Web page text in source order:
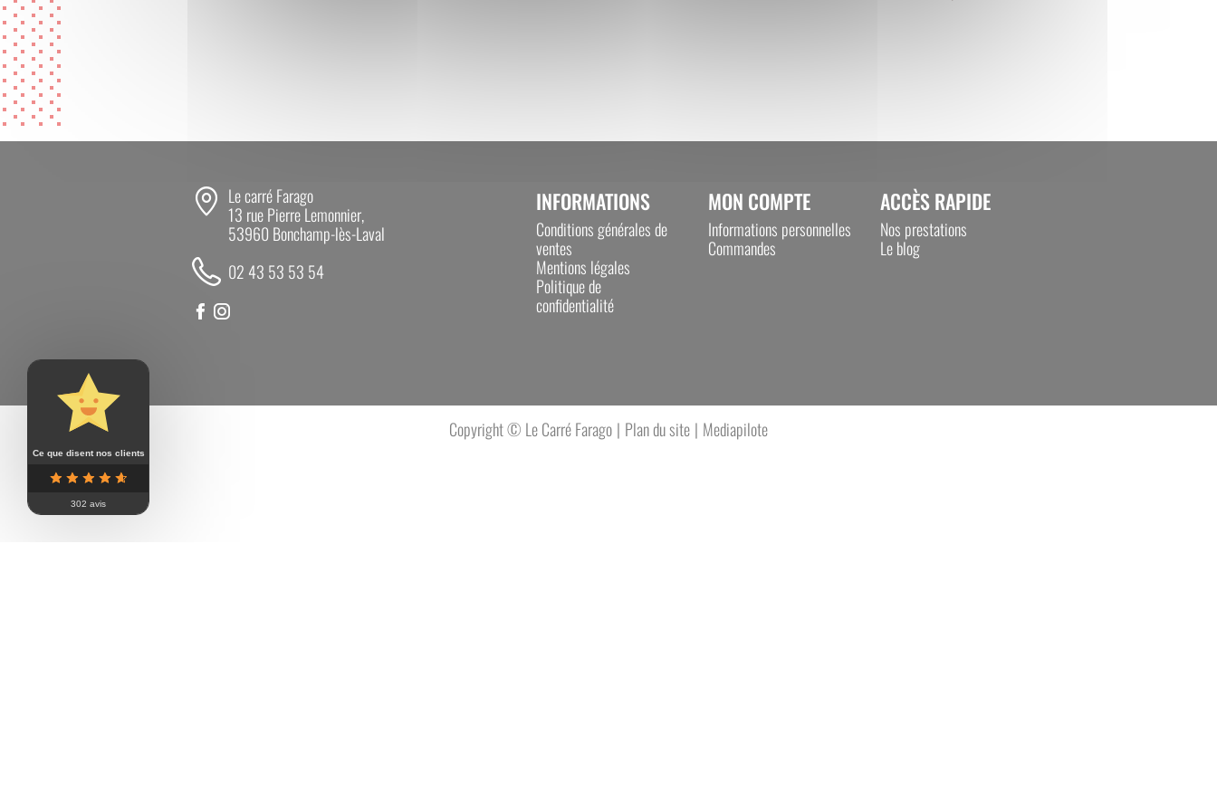
Le carré Farago
13 rue Pierre Lemonnier,
53960 Bonchamp-lès-Laval
02 43 53 53 54
INFORMATIONS
Conditions générales de
ventes
Mentions légales
Politique de
confidentialité
MON COMPTE
Informations personnelles
Commandes
ACCÈS RAPIDE
Nos prestations
Le blog
Plan du site Mediapilote
Ce que disent nos clients
302 avis